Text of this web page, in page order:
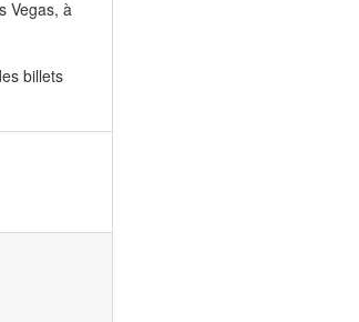
Vegas, à
billets